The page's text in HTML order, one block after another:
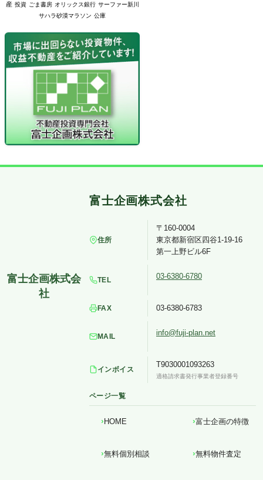
産 投資 ごま書房 オリックス銀行 サーファー新川
サハラ砂漠マラソン 公庫
住所
〒160-0004
東京都新宿区四谷1-19-16
第一上野ビル6F
TEL 03-6380-6780
FAX 03-6380-6783
MAIL info@fuji-plan.net
インボイス
T9030001093263
適格請求書発行事業者登録番号
ページ一覧
HOME 富士企画の特徴
無料個別相談 無料物件査定